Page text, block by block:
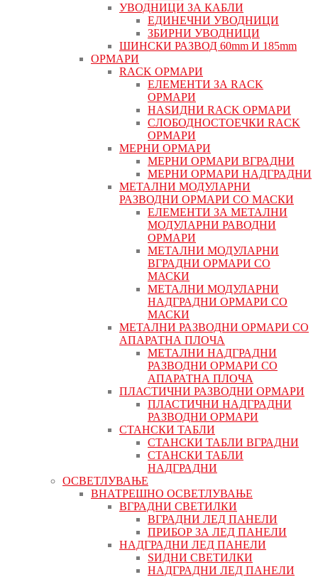
УВОДНИЦИ ЗА КАБЛИ
ЕДИНЕЧНИ УВОДНИЦИ
ЗБИРНИ УВОДНИЦИ
ШИНСКИ РАЗВОД 60mm И 185mm
ОРМАРИ
RACK ОРМАРИ
ЕЛЕМЕНТИ ЗА RACK
ОРМАРИ
НАЅИДНИ RACK ОРМАРИ
СЛОБОДНОСТОЕЧКИ RACK
ОРМАРИ
МЕРНИ ОРМАРИ
МЕРНИ ОРМАРИ ВГРАДНИ
МЕРНИ ОРМАРИ НАДГРАДНИ
МЕТАЛНИ МОДУЛАРНИ
РАЗВОДНИ ОРМАРИ СО МАСКИ
ЕЛЕМЕНТИ ЗА МЕТАЛНИ
МОДУЛАРНИ РАВОДНИ
ОРМАРИ
МЕТАЛНИ МОДУЛАРНИ
ВГРАДНИ ОРМАРИ СО
МАСКИ
МЕТАЛНИ МОДУЛАРНИ
НАДГРАДНИ ОРМАРИ СО
МАСКИ
МЕТАЛНИ РАЗВОДНИ ОРМАРИ СО
АПАРАТНА ПЛОЧА
МЕТАЛНИ НАДГРАДНИ
РАЗВОДНИ ОРМАРИ СО
АПАРАТНА ПЛОЧА
ПЛАСТИЧНИ РАЗВОДНИ ОРМАРИ
ПЛАСТИЧНИ НАДГРАДНИ
РАЗВОДНИ ОРМАРИ
СТАНСКИ ТАБЛИ
СТАНСКИ ТАБЛИ ВГРАДНИ
СТАНСКИ ТАБЛИ
НАДГРАДНИ
ОСВЕТЛУВАЊЕ
ВНАТРЕШНО ОСВЕТЛУВАЊЕ
ВГРАДНИ СВЕТИЛКИ
ВГРАДНИ ЛЕД ПАНЕЛИ
ПРИБОР ЗА ЛЕД ПАНЕЛИ
НАДГРАДНИ ЛЕД ПАНЕЛИ
ЅИДНИ СВЕТИЛКИ
НАДГРАДНИ ЛЕД ПАНЕЛИ